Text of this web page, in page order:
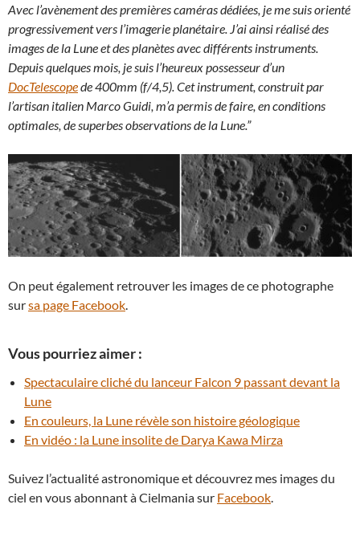
Avec l’avènement des premières caméras dédiées, je me suis orienté
progressivement vers l’imagerie planétaire. J’ai ainsi réalisé des
images de la Lune et des planètes avec différents instruments.
Depuis quelques mois, je suis l’heureux possesseur d’un
DocTelescopede 400mm (f/4,5). Cet instrument, construit par
l’artisan italien Marco Guidi, m’a permis de faire, en conditions
optimales, de superbes observations de la Lune.”
On peut également retrouver les images de ce photographe
sursa page Facebook.
Vous pourriez aimer :
Spectaculaire cliché du lanceur Falcon 9 passant devant la
Lune
En couleurs, la Lune révèle son histoire géologique
En vidéo : la Lune insolite de Darya Kawa Mirza
Suivez l’actualité astronomique et découvrez mes images du
ciel en vous abonnant à Cielmania sur Facebook.